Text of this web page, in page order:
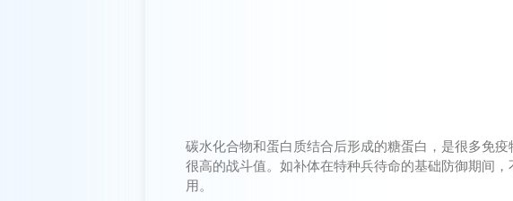
碳水化合物和蛋白质结合后形成的糖蛋白，是很多免
很高的战斗值。如补体在特种兵待命的基础防御期
用。